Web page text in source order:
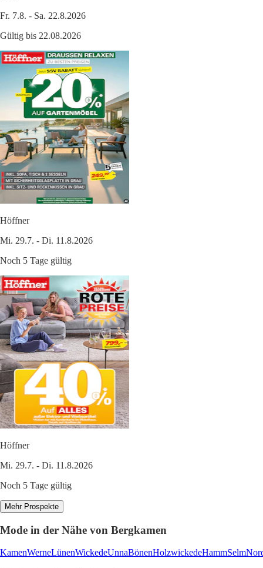
Fr. 7.8. - Sa. 22.8.2026
Gültig bis 22.08.2026
Höffner
Mi. 29.7. - Di. 11.8.2026
Noch 5 Tage gültig
Höffner
Mi. 29.7. - Di. 11.8.2026
Noch 5 Tage gültig
Mehr Prospekte
Mode in der Nähe von Bergkamen
KamenWerneLünenWickedeUnnaBönenHolzwickedeHammSelm